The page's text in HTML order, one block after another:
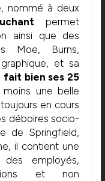
nommé à deux
permet
ainsi que des
Moe, Burns,
et sa
bien ses 25
une belle
en cours
déboires socio-
de Springfield,
il contient une
employés,
et non